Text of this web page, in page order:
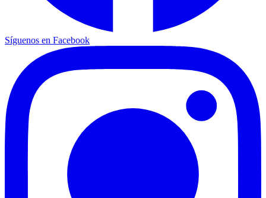
Síguenos en Facebook